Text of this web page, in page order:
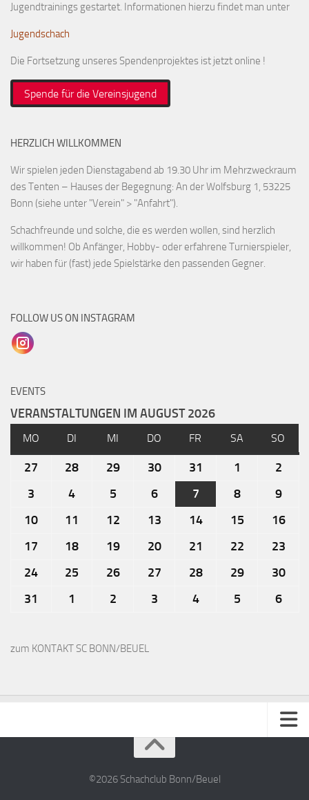
Jugendtrainings gestartet. Informationen hierzu findet man unter
Jugendschach
Die Fortsetzung unseres Spendenprojektes ist jetzt online !
Spende für die Vereinsjugend
HERZLICH WILLKOMMEN
Wir spielen jeden Dienstagabend ab 19.30 Uhr im Mehrzweckraum
des Tenten – Hauses der Begegnung: An der Wolfsburg 1, 53225
Bonn (siehe unter "Verein" > "Anfahrt").
Schachfreunde und solche, die es werden wollen, sind herzlich
willkommen! Ob Anfänger, Hobby- oder erfahrene Turnierspieler,
wir haben für (fast) jede Spielstärke den passenden Gegner.
FOLLOW US ON INSTAGRAM
EVENTS
VERANSTALTUNGEN IM AUGUST 2026
MO DI MI DO FR SA SO
27 28 29 30 31 1
2
3
4 5 6 7 8
9
10
11 12 13 14 15
16
17
18 19 20 21 22
23
24
25 26 27 28 29
30
31
1 2 3 4 5 6
zum KONTAKT SC BONN/BEUEL
©2026 Schachclub Bonn/Beuel